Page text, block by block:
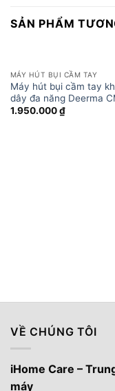
SẢN PHẨM
MÁY HÚT BỤI CẦM TAY
Máy hút bụi cầm tay
dây đa năng Deerma
1.950.000₫
VỀ CHÚNG TÔI
iHome Care –
máy